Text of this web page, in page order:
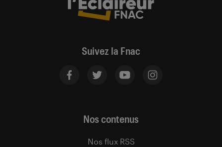
Suivez la Fnac
Nos contenus
Nos flux RSS